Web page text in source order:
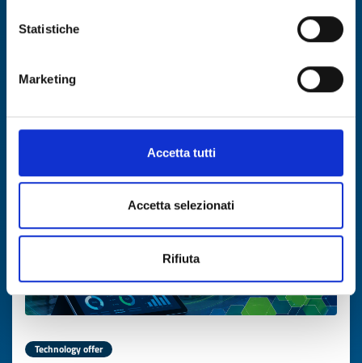
Statistiche
Marketing
Accetta tutti
Accetta selezionati
Rifiuta
ID: TOES20260706006
DISCOVER MORE →
Technology offer